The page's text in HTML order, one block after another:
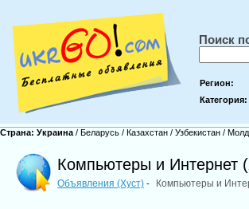
Поиск
Регион:
Категория:
Страна: Украина / Беларусь / Казахстан / Узбекистан /
Компьютеры и Интернет
Объявления (Хуст) - Компьютеры и